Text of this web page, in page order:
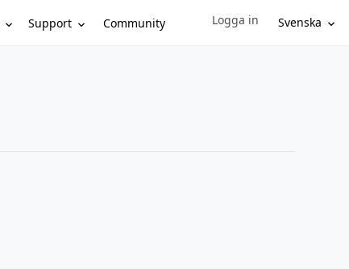
Support Community Sign in to your account
Logga in Svenska